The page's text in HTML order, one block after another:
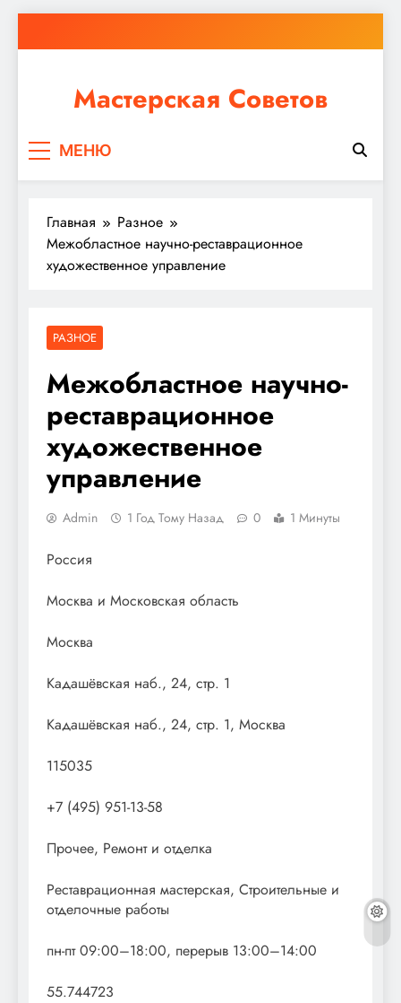
к
Мастерская Советов
ремонт или крупное строительство, в Мастерской
МЕНЮ
Главная
Разное
Межобластное научно-реставрационное
художественное управление
РАЗНОЕ
Межобластное научно-
реставрационное
художественное
управление
Admin 1 Год Тому Назад 0 1 Минуты
Россия
Москва и Московская область
Москва
Кадашёвская наб., 24, стр. 1
Кадашёвская наб., 24, стр. 1, Москва
115035
+7 (495) 951-13-58
Прочее, Ремонт и отделка
Реставрационная мастерская, Строительные и
отделочные работы
пн-пт 09:00–18:00, перерыв 13:00–14:00
55.744723